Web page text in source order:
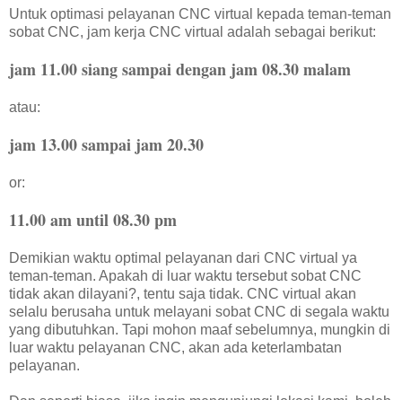
Untuk optimasi pelayanan CNC virtual kepada teman-teman
sobat CNC, jam kerja CNC virtual adalah sebagai berikut:
jam 11.00 siang sampai dengan jam 08.30 malam
atau:
jam 13.00 sampai jam 20.30
or:
11.00 am until 08.30 pm
Demikian waktu optimal pelayanan dari CNC virtual ya
teman-teman. Apakah di luar waktu tersebut sobat CNC
tidak akan dilayani?, tentu saja tidak. CNC virtual akan
selalu berusaha untuk melayani sobat CNC di segala waktu
yang dibutuhkan. Tapi mohon maaf sebelumnya, mungkin di
luar waktu pelayanan CNC, akan ada keterlambatan
pelayanan.